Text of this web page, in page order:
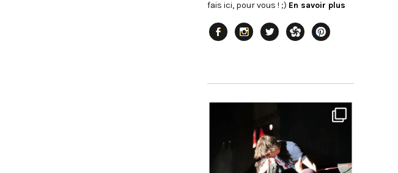
fais ici, pour vous ! ;) En savoir plus